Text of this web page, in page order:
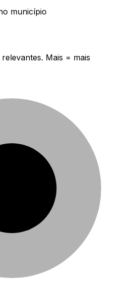
município
Mais = mais